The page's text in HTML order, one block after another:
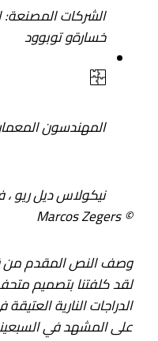
الشركات المصنعة:
خسارةوتوبوود
المهندسون
نيكولاس ديل ريو
© Marcos Zegers
وصف النص المقدم من
لقد كلفتنا بتصميم
الدراجات النارية
على المشهد في